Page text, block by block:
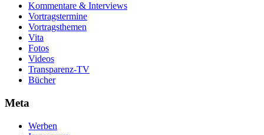
Kommentare & Interviews
Vortragstermine
Vortragsthemen
Vita
Fotos
Videos
Transparenz-TV
Bücher
Meta
Werben